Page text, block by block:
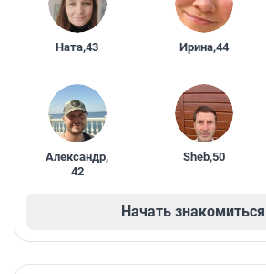
Ната,43 Ирина,44
Александр,
42
Sheb,50
Начать знакомиться